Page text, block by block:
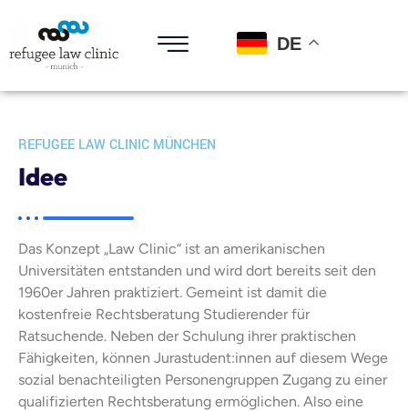
DE
REFUGEE LAW CLINIC MÜNCHEN
Idee
Das Konzept „Law Clinic“ ist an amerikanischen
Universitäten entstanden und wird dort bereits seit den
1960er Jahren praktiziert. Gemeint ist damit die
kostenfreie Rechtsberatung Studierender für
Ratsuchende. Neben der Schulung ihrer praktischen
Fähigkeiten, können Jurastudent:innen auf diesem Wege
sozial benachteiligten Personengruppen Zugang zu einer
qualifizierten Rechtsberatung ermöglichen. Also eine